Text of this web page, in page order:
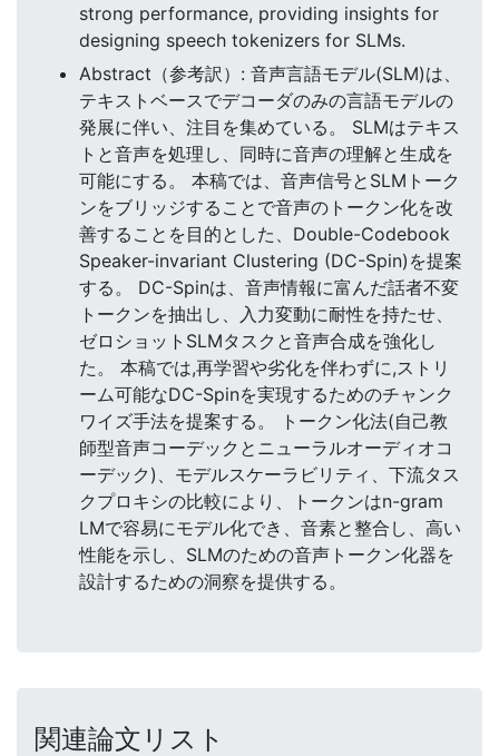
strong performance, providing insights for
designing speech tokenizers for SLMs.
Abstract（参考訳）: 音声言語モデル(SLM)は、
テキストベースでデコーダのみの言語モデルの
発展に伴い、注目を集めている。 SLMはテキス
トと音声を処理し、同時に音声の理解と生成を
可能にする。 本稿では、音声信号とSLMトーク
ンをブリッジすることで音声のトークン化を改
善することを目的とした、Double-Codebook
Speaker-invariant Clustering (DC-Spin)を提案
する。 DC-Spinは、音声情報に富んだ話者不変
トークンを抽出し、入力変動に耐性を持たせ、
ゼロショットSLMタスクと音声合成を強化し
た。 本稿では,再学習や劣化を伴わずに,ストリ
ーム可能なDC-Spinを実現するためのチャンク
ワイズ手法を提案する。 トークン化法(自己教
師型音声コーデックとニューラルオーディオコ
ーデック)、モデルスケーラビリティ、下流タス
クプロキシの比較により、トークンはn-gram
LMで容易にモデル化でき、音素と整合し、高い
性能を示し、SLMのための音声トークン化器を
設計するための洞察を提供する。
関連論文リスト